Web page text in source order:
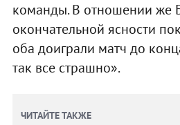
команды. В отношении же
окончательной ясности
оба доиграли матч до
так все страшно».
ЧИТАЙТЕ ТАКЖЕ